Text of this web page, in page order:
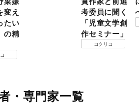
変え
たい
の精
考委員に聞く
「児童文学創
作セミナー」
コクリコ
・専門家一覧